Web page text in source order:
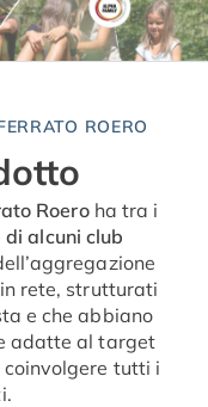
ROERO
Roeroha tra i
di alcuni club
rete, strutturati
e che abbiano
adatte al target
coinvolgere tutti i